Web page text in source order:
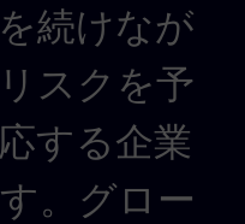
続けなが
スクを予
する企業
。グロー